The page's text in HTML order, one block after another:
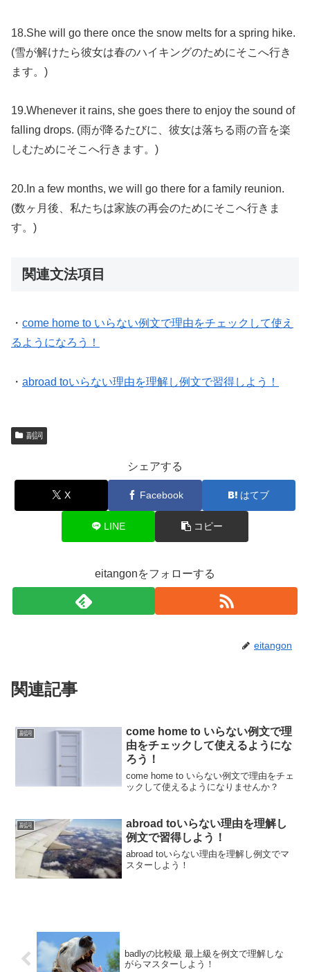
18.She will go there once the snow melts for a spring hike.
(雪が解けたら彼女は春のハイキングのためにそこへ行き
ます。)
19.Whenever it rains, she goes there to enjoy the sound of
falling drops. (雨が降るたびに、彼女は落ちる雨の音を楽
しむためにそこへ行きます。)
20.In a few months, we will go there for a family reunion.
(数ヶ月後、私たちは家族の再会のためにそこへ行きま
す。)
関連文法項目
・ come home to いらない例文で理由をチェックして使え
るようになろう！
・ abroad toいらない理由を理解し例文で習得しよう！
副詞
シェアする
X Facebook はてブ
LINE コピー
eitangonをフォローする
eitangon
関連記事
副詞
come home to いらない例文で理
由をチェックして使えるようにな
ろう！
come home to いらない例文で理由をチェ
ックして使えるようになりませんか？
副詞
abroad toいらない理由を理解し
例文で習得しよう！
abroad toいらない理由を理解し例文でマ
スターしよう！
badlyの比較級 最上級を例文で理解しな
がらマスターしよう！